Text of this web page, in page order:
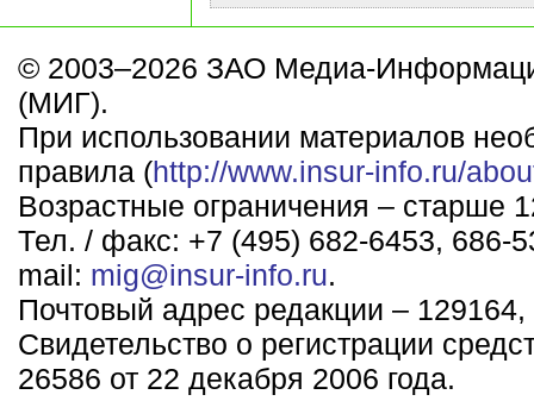
© 2003–2026 ЗАО Медиа-
(МИГ).
При использовании материалов
правила (http://www.insur-info.ru/
Возрастные ограничения – старше
Тел. / факс: +7 (495) 682-6453, 686-
mail: mig@insur-info.ru.
Почтовый адрес редакции –
Свидетельство о регистрации
26586 от 22 декабря 2006 года.